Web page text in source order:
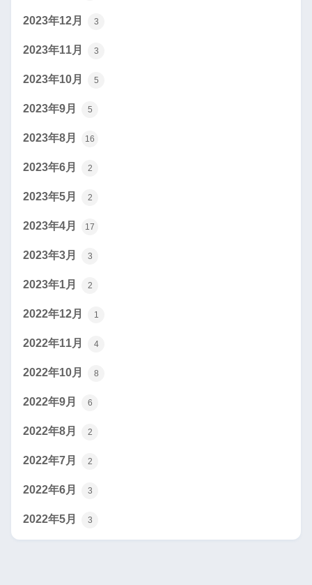
2023年12月 3
2023年11月 3
2023年10月 5
2023年9月 5
2023年8月 16
2023年6月 2
2023年5月 2
2023年4月 17
2023年3月 3
2023年1月 2
2022年12月 1
2022年11月 4
2022年10月 8
2022年9月 6
2022年8月 2
2022年7月 2
2022年6月 3
2022年5月 3